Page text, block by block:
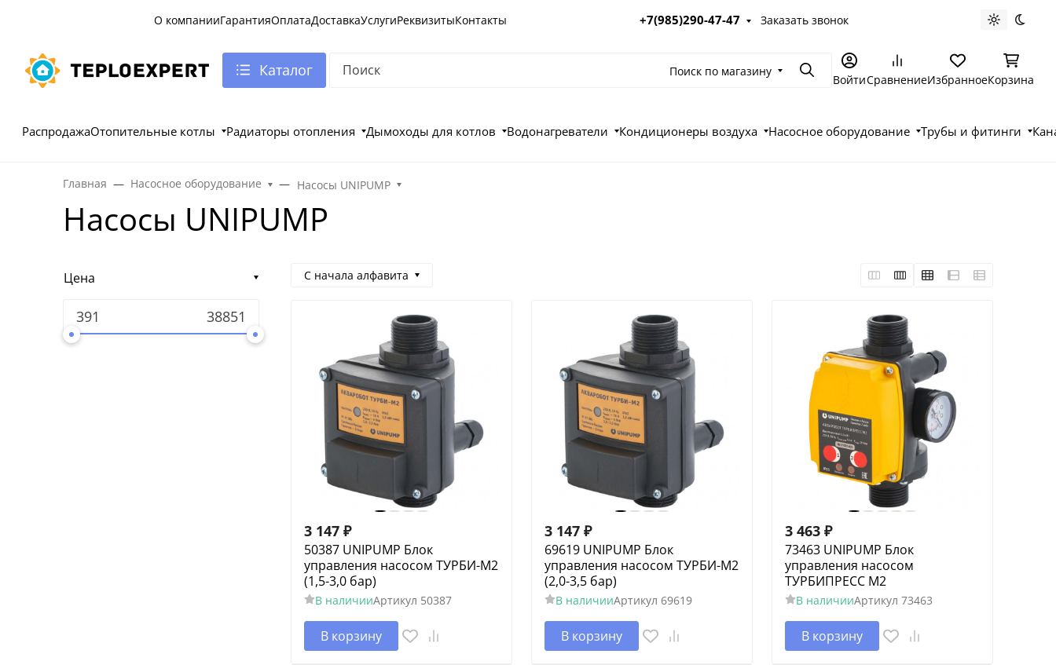
О компанииГарантияОплатаДоставкаУслугиРеквизитыКонтакты +7(985)290-47-47 Заказать звонок Светлая
Каталог Поиск по магазину ПоискВойтиСравнениеИзбранноеКорзина
РаспродажаОтопительные котлы Радиаторы отопления Дымоходы для котлов Водонагреватели Кондиционеры воздуха Насосное оборудование Трубы и фитинги
Главная Насосное оборудование Насосы UNIPUMP
Насосы UNIPUMP
Цена С начала алфавита
3 147 ₽
50387 UNIPUMP Блок
управления насосом ТУРБИ-М2
(1,5-3,0 бар)
В наличииАртикул 50387
В корзину
3 147 ₽
69619 UNIPUMP Блок
управления насосом ТУРБИ-М2
(2,0-3,5 бар)
В наличииАртикул 69619
В корзину
3 463 ₽
73463 UNIPUMP Блок
управления насосом
ТУРБИПРЕСС М2
В наличииАртикул 73463
В корзину